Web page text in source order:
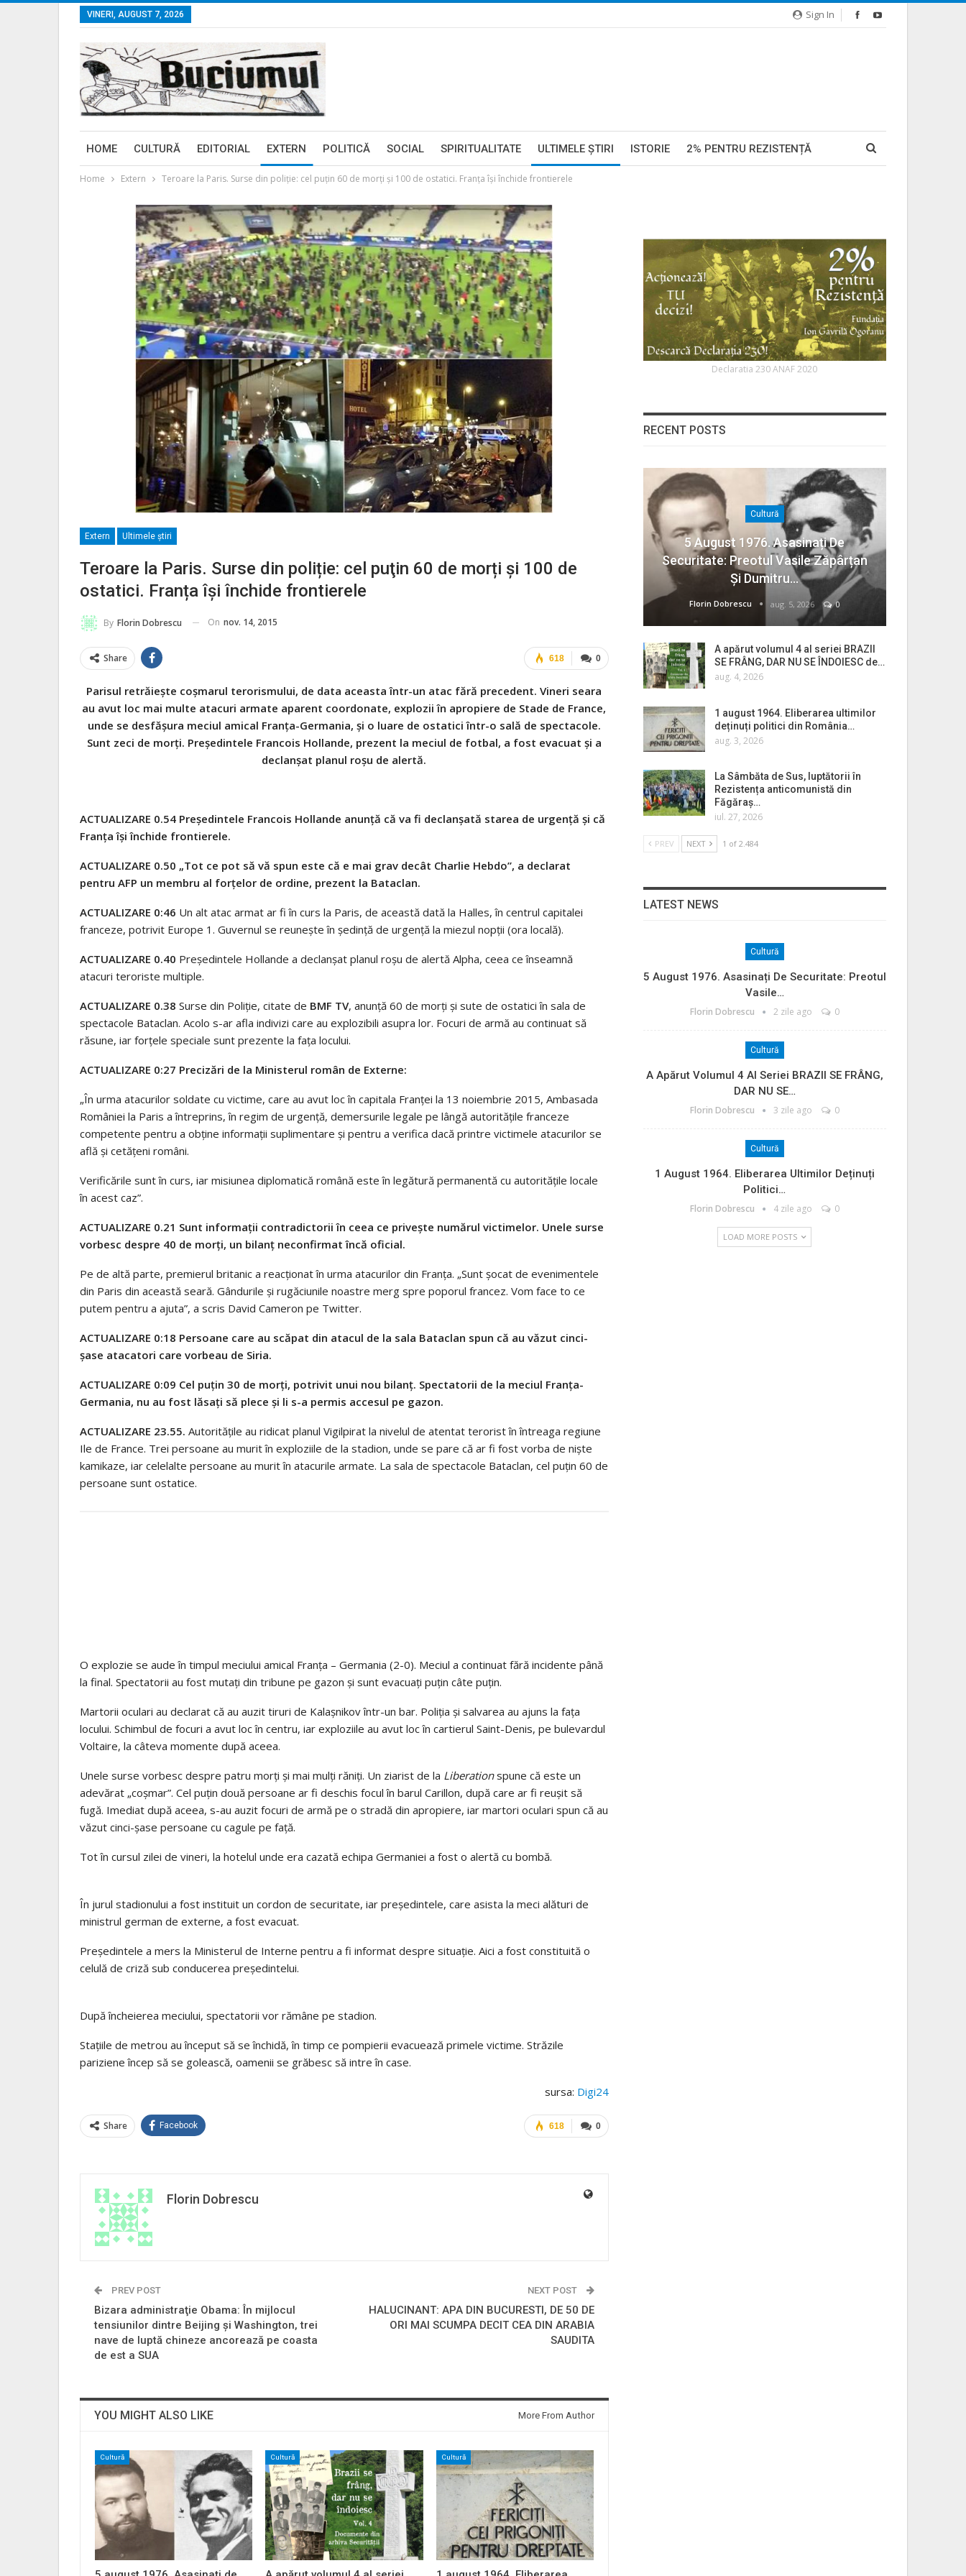
Sign In
VINERI, AUGUST 7, 2026
HOME CULTURĂ EDITORIAL EXTERN POLITICĂ SOCIAL SPIRITUALITATE ULTIMELE ŞTIRI ISTORIE 2% PENTRU REZISTENȚĂ
Home Extern Teroare la Paris. Surse din poliție: cel puţin 60 de morți şi 100 de ostatici. Franța își închide frontierele
Extern Ultimele ştiri
Teroare la Paris. Surse din poliție: cel puţin 60 de morți şi 100 de
ostatici. Franța își închide frontierele
By Florin Dobrescu On nov. 14, 2015
0
618
Share
Parisul retrăiește coșmarul terorismului, de data aceasta într-un atac fără precedent. Vineri seara
au avut loc mai multe atacuri armate aparent coordonate, explozii în apropiere de Stade de France,
unde se desfășura meciul amical Franța-Germania, și o luare de ostatici într-o sală de spectacole.
Sunt zeci de morți. Președintele Francois Hollande, prezent la meciul de fotbal, a fost evacuat și a
declanșat planul roșu de alertă.
ACTUALIZARE 0.54 Președintele Francois Hollande anunță că va fi declanșată starea de urgență și că
Franța își închide frontierele.
ACTUALIZARE 0.50 „Tot ce pot să vă spun este că e mai grav decât Charlie Hebdo”, a declarat
pentru AFP un membru al forțelor de ordine, prezent la Bataclan.
ACTUALIZARE 0:46 Un alt atac armat ar fi în curs la Paris, de această dată la Halles, în centrul capitalei
franceze, potrivit Europe 1. Guvernul se reunește în ședință de urgență la miezul nopții (ora locală).
ACTUALIZARE 0.40 Președintele Hollande a declanșat planul roșu de alertă Alpha, ceea ce înseamnă
atacuri teroriste multiple.
ACTUALIZARE 0.38 Surse din Poliție, citate de BMF TV, anunță 60 de morți și sute de ostatici în sala de
spectacole Bataclan. Acolo s-ar afla indivizi care au explozibili asupra lor. Focuri de armă au continuat să
răsune, iar forțele speciale sunt prezente la fața locului.
ACTUALIZARE 0:27 Precizări de la Ministerul român de Externe:
„În urma atacurilor soldate cu victime, care au avut loc în capitala Franţei la 13 noiembrie 2015, Ambasada
României la Paris a întreprins, în regim de urgenţă, demersurile legale pe lângă autorităţile franceze
competente pentru a obţine informaţii suplimentare şi pentru a verifica dacă printre victimele atacurilor se
află şi cetăţeni români.
Verificările sunt în curs, iar misiunea diplomatică română este în legătură permanentă cu autoritățile locale
în acest caz”.
ACTUALIZARE 0.21 Sunt informații contradictorii în ceea ce privește numărul victimelor. Unele surse
vorbesc despre 40 de morți, un bilanț neconfirmat încă oficial.
Pe de altă parte, premierul britanic a reacționat în urma atacurilor din Franța. „Sunt șocat de evenimentele
din Paris din această seară. Gândurile și rugăciunile noastre merg spre poporul francez. Vom face to ce
putem pentru a ajuta”, a scris David Cameron pe Twitter.
ACTUALIZARE 0:18 Persoane care au scăpat din atacul de la sala Bataclan spun că au văzut cinci-
șase atacatori care vorbeau de Siria.
ACTUALIZARE 0:09 Cel puțin 30 de morți, potrivit unui nou bilanț. Spectatorii de la meciul Franța-
Germania, nu au fost lăsați să plece și li s-a permis accesul pe gazon.
ACTUALIZARE 23.55. Autoritățile au ridicat planul Vigilpirat la nivelul de atentat terorist în întreaga regiune
Ile de France. Trei persoane au murit în exploziile de la stadion, unde se pare că ar fi fost vorba de niște
kamikaze, iar celelalte persoane au murit în atacurile armate. La sala de spectacole Bataclan, cel puțin 60 de
persoane sunt ostatice.
O explozie se aude în timpul meciului amical Franța – Germania (2-0). Meciul a continuat fără incidente până
la final. Spectatorii au fost mutați din tribune pe gazon și sunt evacuați puțin câte puțin.
Martorii oculari au declarat că au auzit tiruri de Kalașnikov într-un bar. Poliția și salvarea au ajuns la fața
locului. Schimbul de focuri a avut loc în centru, iar exploziile au avut loc în cartierul Saint-Denis, pe bulevardul
Voltaire, la câteva momente după aceea.
Unele surse vorbesc despre patru morți și mai mulți răniți. Un ziarist de la Liberationspune că este un
adevărat „coșmar”. Cel puțin două persoane ar fi deschis focul în barul Carillon, după care ar fi reușit să
fugă. Imediat după aceea, s-au auzit focuri de armă pe o stradă din apropiere, iar martori oculari spun că au
văzut cinci-șase persoane cu cagule pe față.
Tot în cursul zilei de vineri, la hotelul unde era cazată echipa Germaniei a fost o alertă cu bombă.
În jurul stadionului a fost instituit un cordon de securitate, iar președintele, care asista la meci alături de
ministrul german de externe, a fost evacuat.
Președintele a mers la Ministerul de Interne pentru a fi informat despre situație. Aici a fost constituită o
celulă de criză sub conducerea președintelui.
După încheierea meciului, spectatorii vor rămâne pe stadion.
Stațiile de metrou au început să se închidă, în timp ce pompierii evacuează primele victime. Străzile
pariziene încep să se golească, oamenii se grăbesc să intre în case.
sursa: Digi24
0
618
Share Facebook
Florin Dobrescu
PREV POST
Bizara administraţie Obama: În mijlocul
tensiunilor dintre Beijing şi Washington, trei
nave de luptă chineze ancorează pe coasta
de est a SUA
NEXT POST
HALUCINANT: APA DIN BUCURESTI, DE 50 DE
ORI MAI SCUMPA DECIT CEA DIN ARABIA
SAUDITA
YOU MIGHT ALSO LIKE More From Author
Cultură Cultură Cultură
Declaratia 230 ANAF 2020
RECENT POSTS
Cultură
5 August 1976. Asasinați De
Securitate: Preotul Vasile Zăpârțan
Și Dumitru…
Florin Dobrescu aug. 5, 2026 0
A apărut volumul 4 al seriei BRAZII
SE FRÂNG, DAR NU SE ÎNDOIESC de…
aug. 4, 2026
1 august 1964. Eliberarea ultimilor
deținuți politici din România…
aug. 3, 2026
La Sâmbăta de Sus, luptătorii în
Rezistența anticomunistă din
Făgăraș…
iul. 27, 2026
PREV NEXT 1 of 2.484
LATEST NEWS
Cultură
5 August 1976. Asasinați De Securitate: Preotul
Vasile…
Florin Dobrescu 2 zile ago 0
Cultură
A Apărut Volumul 4 Al Seriei BRAZII SE FRÂNG,
DAR NU SE…
Florin Dobrescu 3 zile ago 0
Cultură
1 August 1964. Eliberarea Ultimilor Deținuți
Politici…
Florin Dobrescu 4 zile ago 0
LOAD MORE POSTS